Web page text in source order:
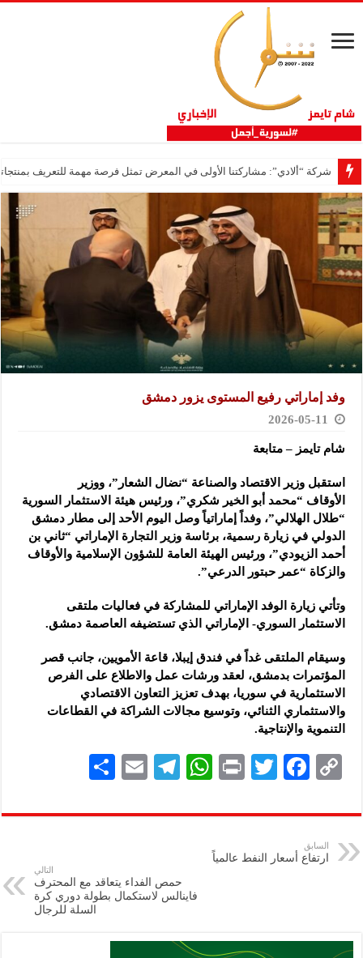
شركة “ألادي”: مشاركتنا الأولى في المعرض تمثل فرصة مهمة للتعريف
وفد إماراتي رفيع المستوى يزور دمشق
2026-05-11
شام تايمز – متابعة
استقبل وزير الاقتصاد والصناعة “نضال الشعار”، ووزير
الأوقاف “محمد أبو الخير شكري”، ورئيس هيئة الاستثمار السورية
“طلال الهلالي”، وفداً إماراتياً وصل اليوم الأحد إلى مطار دمشق
الدولي في زيارة رسمية، برئاسة وزير التجارة الإماراتي “ثاني بن
أحمد الزيودي”، ورئيس الهيئة العامة للشؤون الإسلامية والأوقاف
والزكاة “عمر حبتور الدرعي”.
وتأتي زيارة الوفد الإماراتي للمشاركة في فعاليات ملتقى
الاستثمار السوري- الإماراتي الذي تستضيفه العاصمة دمشق.
وسيقام الملتقى غداً في فندق إيبلا، قاعة الأمويين، جانب قصر
المؤتمرات بدمشق، لعقد ورشات عمل والاطلاع على الفرص
الاستثمارية في سوريا، بهدف تعزيز التعاون الاقتصادي
والاستثماري الثنائي، وتوسيع مجالات الشراكة في القطاعات
التنموية والإنتاجية.
C
p
y
Li
F
eb
k
T
tt
P
nt
W
at
p
Te
gr
m
E
ai
ar
السابق
ارتفاع أسعار النفط عالمياً
التالي
حمص الفداء يتعاقد مع المحترف
فاينالس لاستكمال بطولة دوري كرة
السلة للرجال